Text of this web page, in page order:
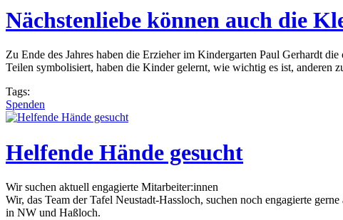
Nächstenliebe können auch die
Zu Ende des Jahres haben die Erzieher im Kindergarten Paul Gerhardt
Teilen symbolisiert, haben die Kinder gelernt, wie wichtig es ist, anderen
Tags:
Spenden
Helfende Hände gesucht
Wir suchen aktuell engagierte Mitarbeiter:innen
Wir, das Team der Tafel Neustadt-Hassloch, suchen noch engagierte
in NW und Haßloch.